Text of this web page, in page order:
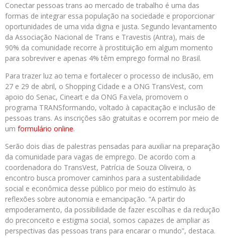
Conectar pessoas trans ao mercado de trabalho é uma das
formas de integrar essa população na sociedade e proporcionar
oportunidades de uma vida digna e justa. Segundo levantamento
da Associação Nacional de Trans e Travestis (Antra), mais de
90% da comunidade recorre à prostituição em algum momento
para sobreviver e apenas 4% têm emprego formal no Brasil.
Para trazer luz ao tema e fortalecer o processo de inclusão, em
27 e 29 de abril, o Shopping Cidade e a ONG TransVest, com
apoio do Senac, Cineart e da ONG Fa.vela, promovem o
programa TRANSformando, voltado à capacitação e inclusão de
pessoas trans. As inscrições são gratuitas e ocorrem por meio de
um formulário online.
Serão dois dias de palestras pensadas para auxiliar na preparação
da comunidade para vagas de emprego. De acordo com a
coordenadora do TransVest, Patrícia de Souza Oliveira, o
encontro busca promover caminhos para a sustentabilidade
social e econômica desse público por meio do estímulo às
reflexões sobre autonomia e emancipação. “A partir do
empoderamento, da possibilidade de fazer escolhas e da redução
do preconceito e estigma social, somos capazes de ampliar as
perspectivas das pessoas trans para encarar o mundo”, destaca.